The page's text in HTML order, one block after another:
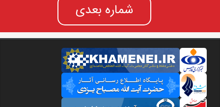
شماره بعدی